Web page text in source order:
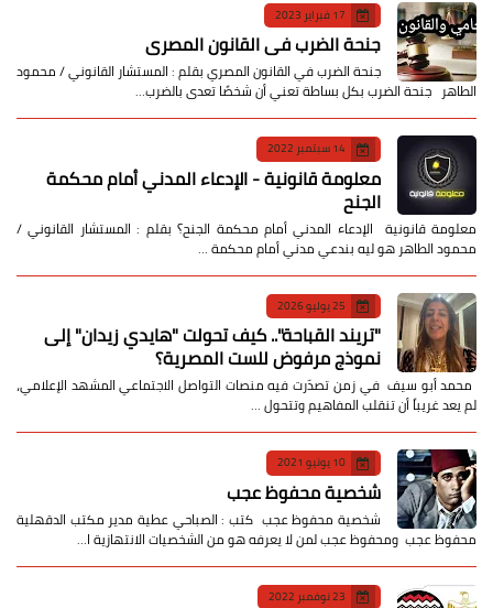
17 فبراير 2023
جنحة الضرب في القانون المصري
جنحة الضرب في القانون المصري بقلم : المستشار القانوني / محمود
الطاهر جنحة الضرب بكل بساطة تعني أن شخصًا تعدى بالضرب…
14 سبتمبر 2022
معلومة قانونية - الإدعاء المدني أمام محكمة
الجنح
معلومة قانونية الإدعاء المدني أمام محكمة الجنح؟ بقلم : المستشار القانوني /
محمود الطاهر هو ليه بندعي مدني أمام محكمة …
25 يوليو 2026
​"تريند القباحة".. كيف تحولت "هايدي زيدان" إلى
نموذج مرفوض للست المصرية؟
​ محمد أبو سيف ​في زمن تصدّرت فيه منصات التواصل الاجتماعي المشهد الإعلامي،
لم يعد غريباً أن تنقلب المفاهيم وتتحول …
10 يونيو 2021
شخصية محفوظ عجب
شخصية محفوظ عجب كتب : الصباحي عطية مدير مكتب الدقهلية
محفوظ عجب ومحفوظ عجب لمن لا يعرفه هو من الشخصيات الانتهازية ا…
23 نوفمبر 2022